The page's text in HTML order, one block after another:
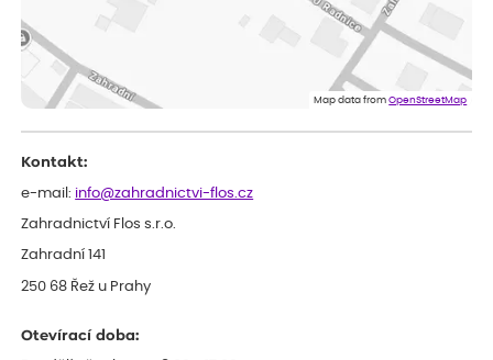
Dobrý den, byli jsme spokojeni
Eshop, objednání bylo v pořádku, žádný problém. Jen jsem byla
smutná z dodávky jedné kytky, která nebyla v nejlepší kondici a i
Map data fromOpenStreetMap
Kontakt:
e-mail: info@zahradnictvi-flos.cz
Zahradnictví Flos s.r.o.
Zahradní 141
250 68 Řež u Prahy
Otevírací doba: